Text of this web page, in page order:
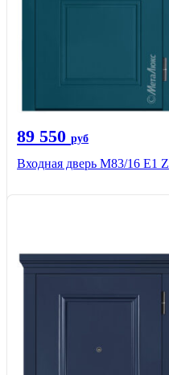
89 550 руб
Входная дверь M83/16 Е1 Z